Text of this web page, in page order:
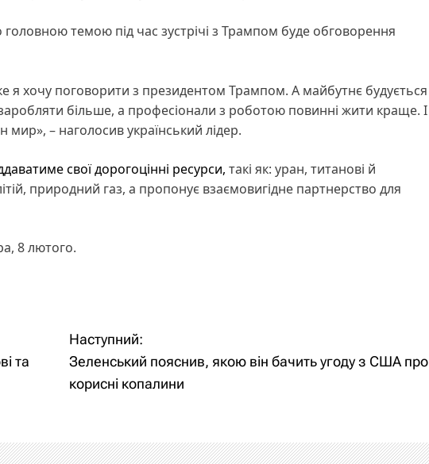
темою під час зустрічі з Трампом буде обговорення
я хочу поговорити з президентом Трампом. А майбутнє будується
більше, а професіонали з роботою повинні жити краще. І
– наголосив український лідер.
свої дорогоцінні ресурси, такі як: уран, титанові й
природний газ, а пропонує взаємовигідне партнерство для
8 лютого.
та
Наступний:
Зеленський пояснив, якою він бачить угоду з США про
корисні копалини